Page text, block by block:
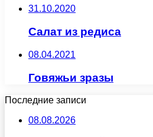
31.10.2020
Салат из редиса
08.04.2021
Говяжьи зразы
Последние записи
08.08.2026